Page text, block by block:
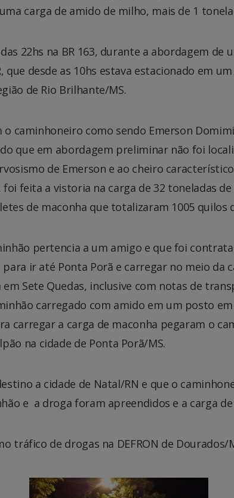
carga de amido de milho, mais de 1
22hs na BR 163, durante a abordagem de
que desde as 10hs estava estacionado em
de Rio Brilhante/MS.
caminhoneiro como sendo Emerson
que em abordagem preliminar não foi
de Emerson e ao cheiro
feita a vistoria na carga de 32 toneladas
de maconha que totalizaram 1005 quilos
pertencia a um amigo e que foi
para ir até Ponta Porã e carregar no meio da
Sete Quedas, inclusive com notas de
carregado com amido em um posto
carregar a carga de maconha pegaram o
na cidade de Ponta Porã/MS.
a cidade de Natal/RN e que o
e a droga foram apreendidos e a carga
tráfico de drogas na DEFRON de Dourados/